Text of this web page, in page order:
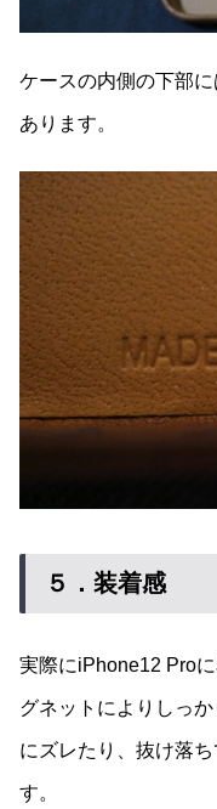
ケースの内側の下部
あります。
５．装着感
実際にiPhone12 Pro
グネットによりしっ
にズレたり、抜け落
す。